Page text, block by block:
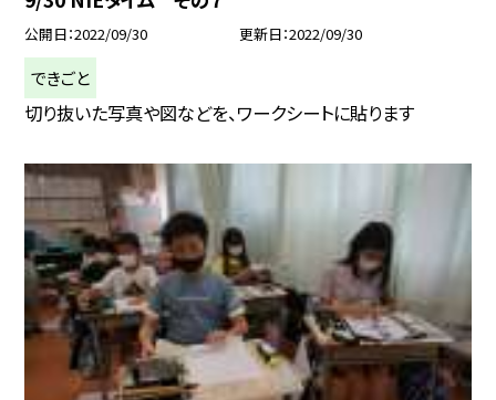
公開日 2022/09/30 更新日 2022/09/30
できごと
切り抜いた写真や図などを、ワークシートに貼ります